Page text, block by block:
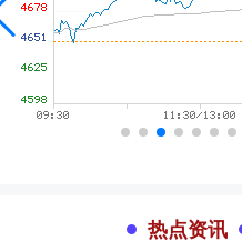
热点资讯